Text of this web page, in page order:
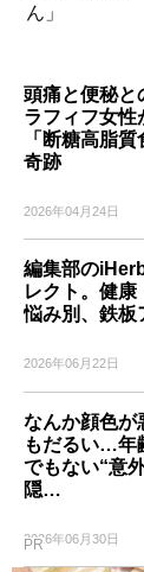
ん」
頭痛と便秘
ラフィフ女性
「断糖高脂
奇跡
2026年04月24日
編集部の
レクト。健康
悩み別、鉄
2026年06月22日
なんか顔色が
もだるい…年
でもない“意
隠…
2026年06月30日
PR